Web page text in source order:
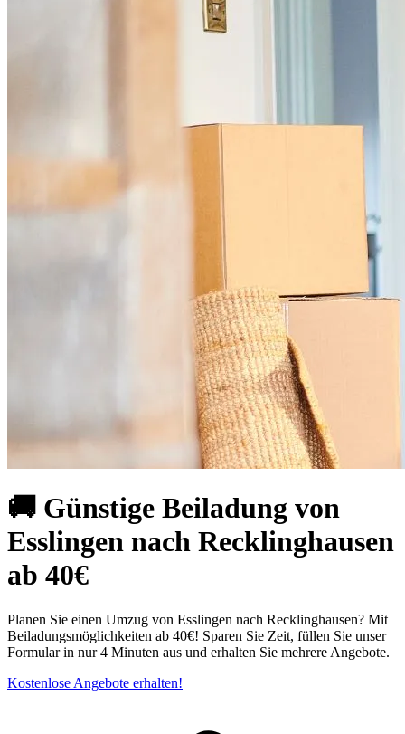
🚚 Günstige Beiladung von
Esslingen nach Recklinghausen
ab 40€
Planen Sie einen Umzug von Esslingen nach Recklinghausen? Mit
Beiladungsmöglichkeiten ab 40€! Sparen Sie Zeit, füllen Sie unser
Formular in nur 4 Minuten aus und erhalten Sie mehrere Angebote.
Kostenlose Angebote erhalten!